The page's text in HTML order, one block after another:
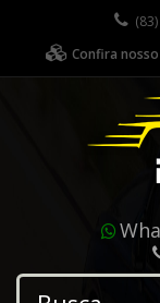
Confira